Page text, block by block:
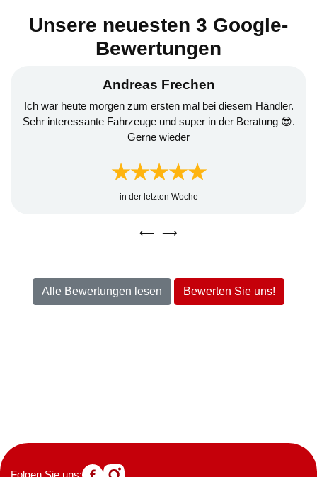
Unsere neuesten 3 Google-
Bewertungen
Andreas Frechen
Ich war heute morgen zum ersten mal bei diesem Händler.
Sehr interessante Fahrzeuge und super in der Beratung 😎.
Gerne wieder
★★★★★
in der letzten Woche
⟵ ⟶
Alle Bewertungen lesen Bewerten Sie uns!